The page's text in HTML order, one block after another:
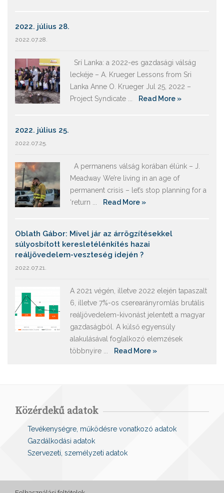
2022. július 28.
2022.07.28.
Srí Lanka: a 2022-es gazdasági válság
leckéje – A. Krueger Lessons from Sri
Lanka Anne O. Krueger Jul 25, 2022 –
Project Syndicate ...
Read More »
2022. július 25.
2022.07.25.
A permanens válság korában élünk – J.
Meadway We’re living in an age of
permanent crisis – let’s stop planning for a
‘return ...
Read More »
Oblath Gábor: Mivel jár az árrögzítésekkel
súlyosbított keresletélénkítés hazai
reáljövedelem-veszteség idején ?
2022.07.21.
A 2021 végén, illetve 2022 elején tapaszalt
6, illetve 7%-os cserearányromlás brutális
reáljövedelem-kivonást jelentett a magyar
gazdaságból. A külső egyensúly
alakulásával foglalkozó elemzések
többnyire ...
Read More »
Közérdekű adatok
Tevékenységre, működésre vonatkozó adatok
Gazdálkodási adatok
Szervezeti, személyzeti adatok